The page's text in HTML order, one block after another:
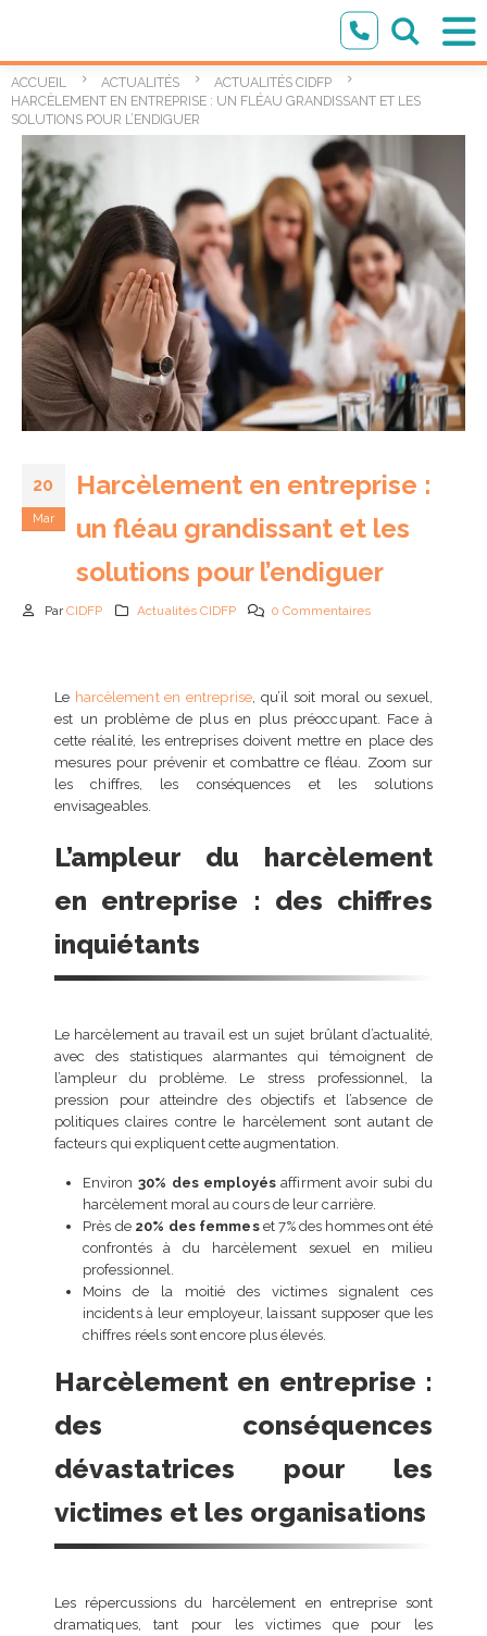
ACCUEIL ACTUALITÉS
ACTUALITÉS CIDFP
HARCÈLEMENT EN ENTREPRISE : UN FLÉAU GRANDISSANT ET LES
SOLUTIONS POUR L’ENDIGUER
20
Mar
Harcèlement en entreprise :
un fléau grandissant et les
solutions pour l’endiguer
Par CIDFP Actualités CIDFP 0 Commentaires
Le harcèlement en entreprise, qu’il soit moral ou sexuel,
est un problème de plus en plus préoccupant. Face à
cette réalité, les entreprises doivent mettre en place des
mesures pour prévenir et combattre ce fléau. Zoom sur
les chiffres, les conséquences et les solutions
envisageables.
L’ampleur du harcèlement
en entreprise : des chiffres
inquiétants
Le harcèlement au travail est un sujet brûlant d’actualité,
avec des statistiques alarmantes qui témoignent de
l’ampleur du problème. Le stress professionnel, la
pression pour atteindre des objectifs et l’absence de
politiques claires contre le harcèlement sont autant de
facteurs qui expliquent cette augmentation.
Environ 30% des employésaffirment avoir subi du
harcèlement moral au cours de leur carrière.
Près de 20% des femmeset 7% des hommes ont été
confrontés à du harcèlement sexuel en milieu
professionnel.
Moins de la moitié des victimes signalent ces
incidents à leur employeur, laissant supposer que les
chiffres réels sont encore plus élevés.
Harcèlement en entreprise :
des conséquences
dévastatrices pour les
victimes et les organisations
Les répercussions du harcèlement en entreprise sont
dramatiques, tant pour les victimes que pour les
2026 : obligations,
fonctionnement et
pour les entreprises
24 juin 2026
collaborateurs est devenu
24 juin 2026
entreprise : rôle,
Référent harcèlement
entreprise : rôle,
obligations et bonnes
pratiques
23 juin 2026
Financer une formation
professionnelle en 2026
guide complet
Choisir son IA en fonction
de ses besoins : guide
tromper
charte d’utilisation de
13 septembre 2025
réussie
18 août 2025